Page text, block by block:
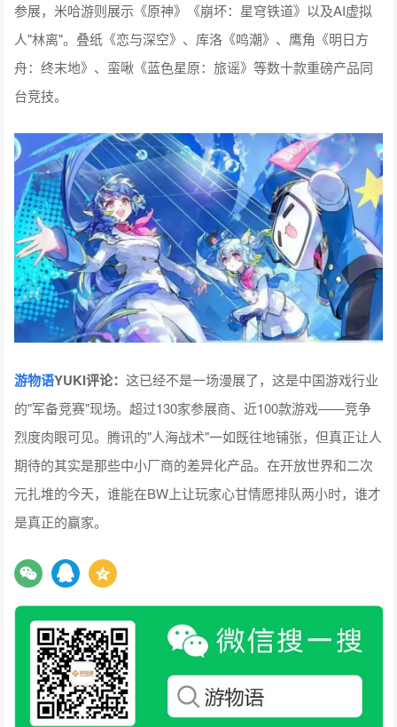
参展，米哈游则展示《原神》《崩坏：星穹铁道》以及AI虚拟
人"林离"。叠纸《恋与深空》、库洛《鸣潮》、鹰角《明日方
舟：终末地》、蛮啾《蓝色星原：旅谣》等数十款重磅产品同
台竞技。
游物语YUKI评论：这已经不是一场漫展了，这是中国游戏行业
的"军备竞赛"现场。超过130家参展商、近100款游戏——竞争
烈度肉眼可见。腾讯的"人海战术"一如既往地铺张，但真正让人
期待的其实是那些中小厂商的差异化产品。在开放世界和二次
元扎堆的今天，谁能在BW上让玩家心甘情愿排队两小时，谁才
是真正的赢家。